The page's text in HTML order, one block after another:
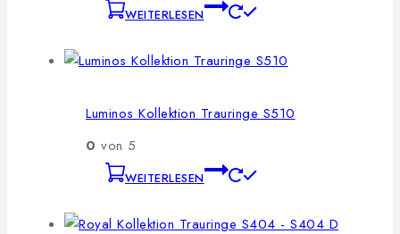
WEITERLESEN
Luminos Kollektion Trauringe S510
0 von 5
WEITERLESEN